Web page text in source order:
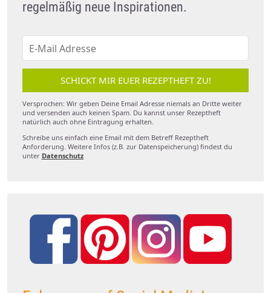
regelmäßig neue Inspirationen.
SCHICKT MIR EUER REZEPTHEFT ZU!
Versprochen: Wir geben Deine Email Adresse niemals an Dritte weiter
und versenden auch keinen Spam. Du kannst unser Rezeptheft
natürlich auch ohne Eintragung erhalten.
Schreibe uns einfach eine Email mit dem Betreff Rezeptheft
Anforderung. Weitere Infos (z.B. zur Datenspeicherung) findest du
unter Datenschutz